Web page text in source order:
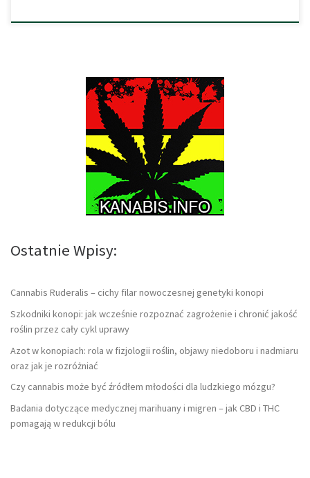
Ostatnie Wpisy:
Cannabis Ruderalis – cichy filar nowoczesnej genetyki konopi
Szkodniki konopi: jak wcześnie rozpoznać zagrożenie i chronić jakość
roślin przez cały cykl uprawy
Azot w konopiach: rola w fizjologii roślin, objawy niedoboru i nadmiaru
oraz jak je rozróżniać
Czy cannabis może być źródłem młodości dla ludzkiego mózgu?
Badania dotyczące medycznej marihuany i migren – jak CBD i THC
pomagają w redukcji bólu